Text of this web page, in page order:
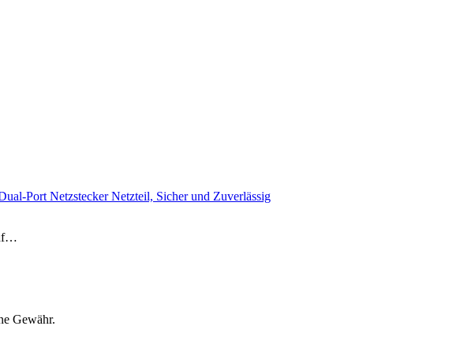
Port Netzstecker Netzteil, Sicher und Zuverlässig
Gewähr.